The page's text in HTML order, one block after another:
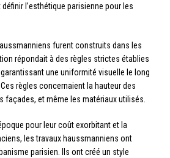
l’esthétique parisienne pour les
furent construits dans les
répondait à des règles strictes établies
une uniformité visuelle le long
règles concernaient la hauteur des
façades, et même les matériaux utilisés.
pour leur coût exorbitant et la
les travaux haussmanniens ont
parisien. Ils ont créé un style